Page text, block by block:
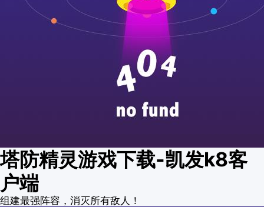
塔防精灵游戏下载-凯发k8客
户端
组建最强阵容，消灭所有敌人！